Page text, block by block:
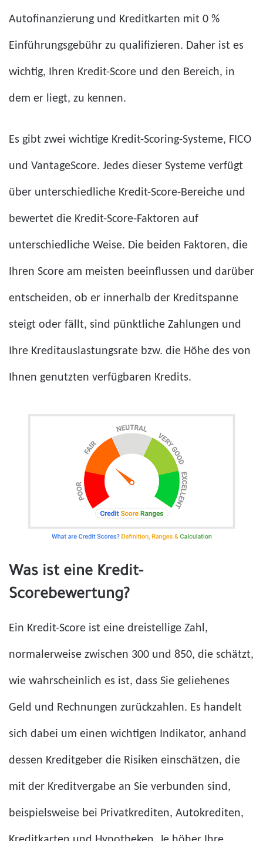
Autofinanzierung und Kreditkarten mit 0 %
Einführungsgebühr zu qualifizieren. Daher ist es
wichtig, Ihren Kredit-Score und den Bereich, in
dem er liegt, zu kennen.
Es gibt zwei wichtige Kredit-Scoring-Systeme, FICO
und VantageScore. Jedes dieser Systeme verfügt
über unterschiedliche Kredit-Score-Bereiche und
bewertet die Kredit-Score-Faktoren auf
unterschiedliche Weise. Die beiden Faktoren, die
Ihren Score am meisten beeinflussen und darüber
entscheiden, ob er innerhalb der Kreditspanne
steigt oder fällt, sind pünktliche Zahlungen und
Ihre Kreditauslastungsrate bzw. die Höhe des von
Ihnen genutzten verfügbaren Kredits.
Was ist eine Kredit-
Scorebewertung?
Ein Kredit-Score ist eine dreistellige Zahl,
normalerweise zwischen 300 und 850, die schätzt,
wie wahrscheinlich es ist, dass Sie geliehenes
Geld und Rechnungen zurückzahlen. Es handelt
sich dabei um einen wichtigen Indikator, anhand
dessen Kreditgeber die Risiken einschätzen, die
mit der Kreditvergabe an Sie verbunden sind,
beispielsweise bei Privatkrediten, Autokrediten,